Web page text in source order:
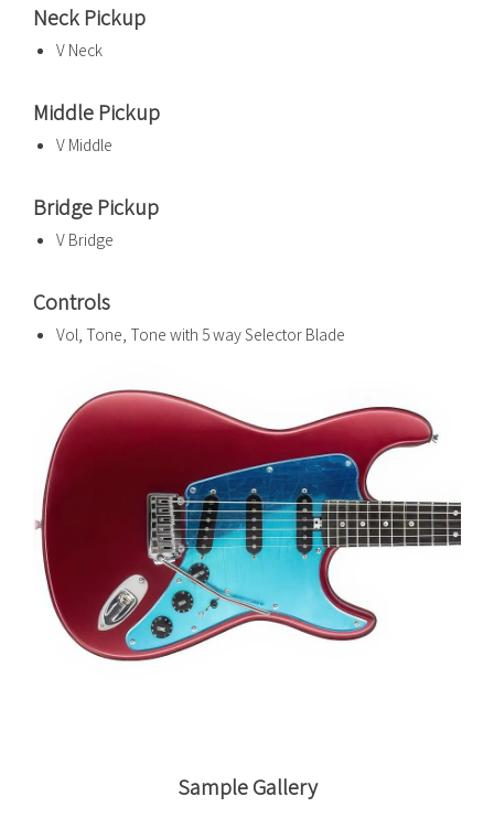
Neck Pickup
V Neck
Middle Pickup
V Middle
Bridge Pickup
V Bridge
Controls
Vol, Tone, Tone with 5 way Selector Blade
Sample Gallery